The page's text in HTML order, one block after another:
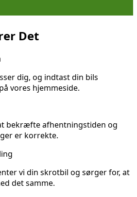
Det
dig, og indtast din bils
vores hjemmeside.
bekræfte afhentningstiden og
er korrekte.
vi din skrotbil og sørger for, at
det samme.